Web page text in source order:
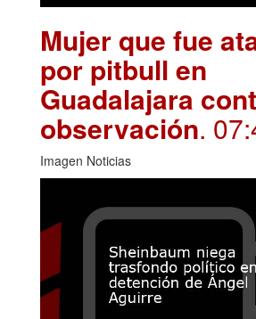
Mujer que fue
por pitbull en
Guadalajara
observación.
Imagen Noticias